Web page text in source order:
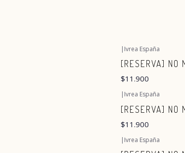
| Ivrea España
[RESERVA] NO
$11.900
| Ivrea España
[RESERVA] NO
$11.900
| Ivrea España